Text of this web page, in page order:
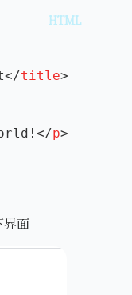
</title>
</p>
界面